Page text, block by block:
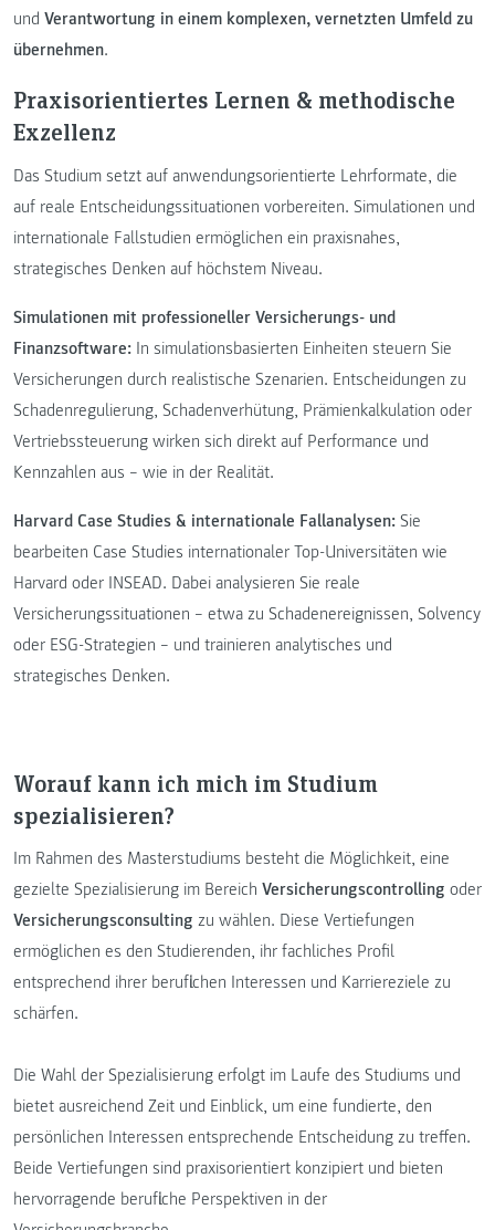
und Verantwortung in einem komplexen, vernetzten Umfeld zu
übernehmen.
Praxisorientiertes Lernen & methodische
Exzellenz
Das Studium setzt auf anwendungsorientierte Lehrformate, die
auf reale Entscheidungssituationen vorbereiten. Simulationen und
internationale Fallstudien ermöglichen ein praxisnahes,
strategisches Denken auf höchstem Niveau.
Simulationen mit professioneller Versicherungs- und
Finanzsoftware: In simulationsbasierten Einheiten steuern Sie
Versicherungen durch realistische Szenarien. Entscheidungen zu
Schadenregulierung, Schadenverhütung, Prämienkalkulation oder
Vertriebssteuerung wirken sich direkt auf Performance und
Kennzahlen aus – wie in der Realität.
Harvard Case Studies & internationale Fallanalysen: Sie
bearbeiten Case Studies internationaler Top-Universitäten wie
Harvard oder INSEAD. Dabei analysieren Sie reale
Versicherungssituationen – etwa zu Schadenereignissen, Solvency
oder ESG-Strategien – und trainieren analytisches und
strategisches Denken.
Worauf kann ich mich im Studium
spezialisieren?
Im Rahmen des Masterstudiums besteht die Möglichkeit, eine
gezielte Spezialisierung im Bereich Versicherungscontrolling oder
Versicherungsconsulting zu wählen. Diese Vertiefungen
ermöglichen es den Studierenden, ihr fachliches Profil
entsprechend ihrer beruflichen Interessen und Karriereziele zu
schärfen.
Die Wahl der Spezialisierung erfolgt im Laufe des Studiums und
bietet ausreichend Zeit und Einblick, um eine fundierte, den
persönlichen Interessen entsprechende Entscheidung zu treffen.
Beide Vertiefungen sind praxisorientiert konzipiert und bieten
hervorragende berufliche Perspektiven in der